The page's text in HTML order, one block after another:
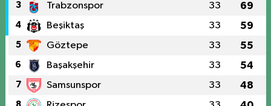
3 Trabzonspor 33 69
4 Beşiktaş 33 59
5 Göztepe 33 55
6 Başakşehir 33 54
7 Samsunspor 33 48